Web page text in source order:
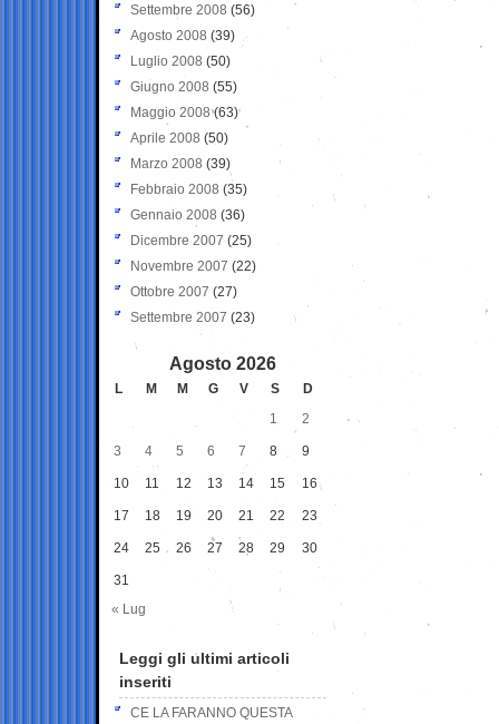
Settembre 2008 (56)
Agosto 2008 (39)
Luglio 2008 (50)
Giugno 2008 (55)
Maggio 2008(63)
Aprile 2008 (50)
Marzo 2008 (39)
Febbraio 2008 (35)
Gennaio 2008 (36)
Dicembre 2007 (25)
Novembre 2007 (22)
Ottobre 2007 (27)
Settembre 2007 (23)
Agosto 2026
L M M G V S
D
1
2
3 4 5 6 7 8 9
10 11 12 13 14 15 16
17 18 19 20 21 22 23
24 25 26 27 28 29 30
31
« Lug
Leggi gli ultimi articoli
inseriti
CE LA FARANNO QUESTA